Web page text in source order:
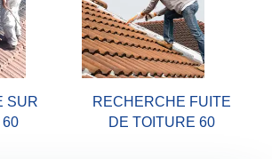
SUR
60
RECHERCHE FUITE
DE TOITURE 60